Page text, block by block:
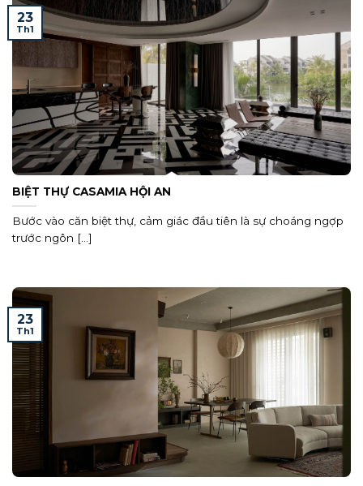
BIỆT THỰ CASAMIA HỘI AN
Bước vào căn biệt thự, cảm giác đầu tiên là sự choáng ngợp
trước ngôn [...]
23
Th1
23
Th1